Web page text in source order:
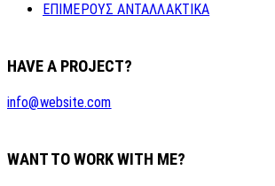
ΕΠΙΜΕΡΟΥΣ ΑΝΤΑΛΛΑΚΤΙΚΑ
HAVE A PROJECT?
info@website.com
WANT TO WORK WITH ME?